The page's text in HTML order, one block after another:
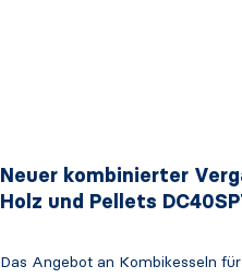
Neuer kombinierter
Holz und Pellets
Das Angebot an Kombikesseln